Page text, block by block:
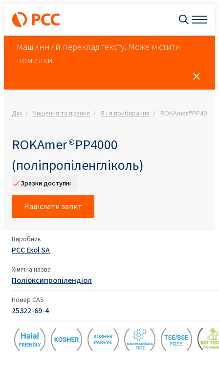
Машинний переклад тексту. Може містити
помилки.
Дім Чищення та прання Я і я прибирання ROKAmer®PP4000
ROKAmer®PP4000
(поліпропіленгліколь)
Зразки доступні
Надіслати запит
Виробник
PCC Exol SA
Хімічна назва
Поліоксипропілендіол
Номер CAS
25322-69-4